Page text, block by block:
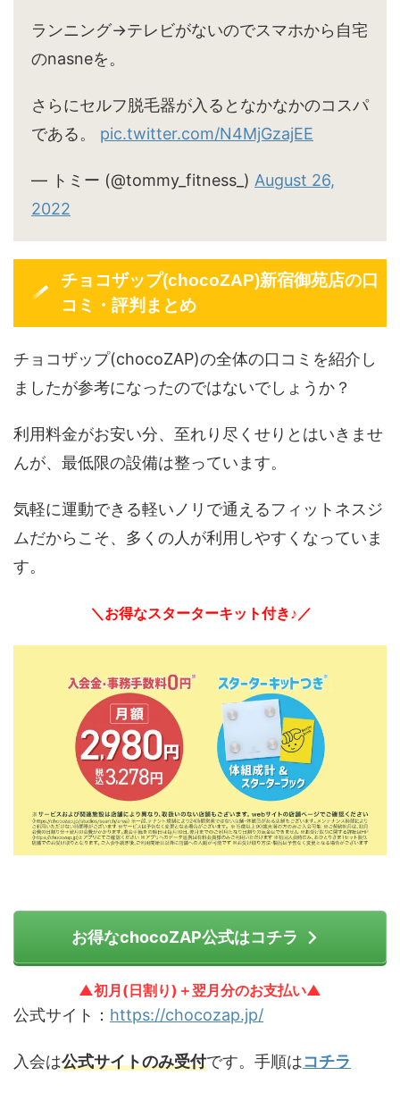
ランニング→テレビがないのでスマホから自宅
のnasneを。
さらにセルフ脱毛器が入るとなかなかのコスパ
である。 pic.twitter.com/N4MjGzajEE
— トミー (@tommy_fitness_) August 26,
2022
チョコザップ(chocoZAP)新宿御苑店の口
コミ・評判まとめ
チョコザップ(chocoZAP)の全体の口コミを紹介し
ましたが参考になったのではないでしょうか？
利用料金がお安い分、至れり尽くせりとはいきませ
んが、最低限の設備は整っています。
気軽に運動できる軽いノリで通えるフィットネスジ
ムだからこそ、多くの人が利用しやすくなっていま
す。
＼お得なスターターキット付き♪／
お得なchocoZAP公式はコチラ
▲初月(日割り)＋翌月分のお支払い▲
公式サイト： https://chocozap.jp/
入会は公式サイトのみ受付です。手順はコチラ